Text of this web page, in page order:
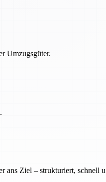
Umzugsgüter.
ans Ziel – strukturiert, schnell